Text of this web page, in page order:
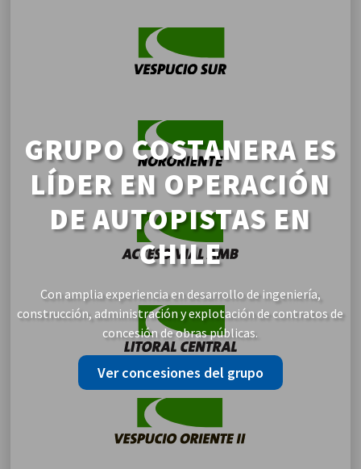
GRUPO COSTANERA ES
LÍDER EN OPERACIÓN
DE AUTOPISTAS EN
CHILE
Con amplia experiencia en desarrollo de ingeniería,
construcción, administración y explotación de contratos de
concesión de obras públicas.
Ver concesiones del grupo